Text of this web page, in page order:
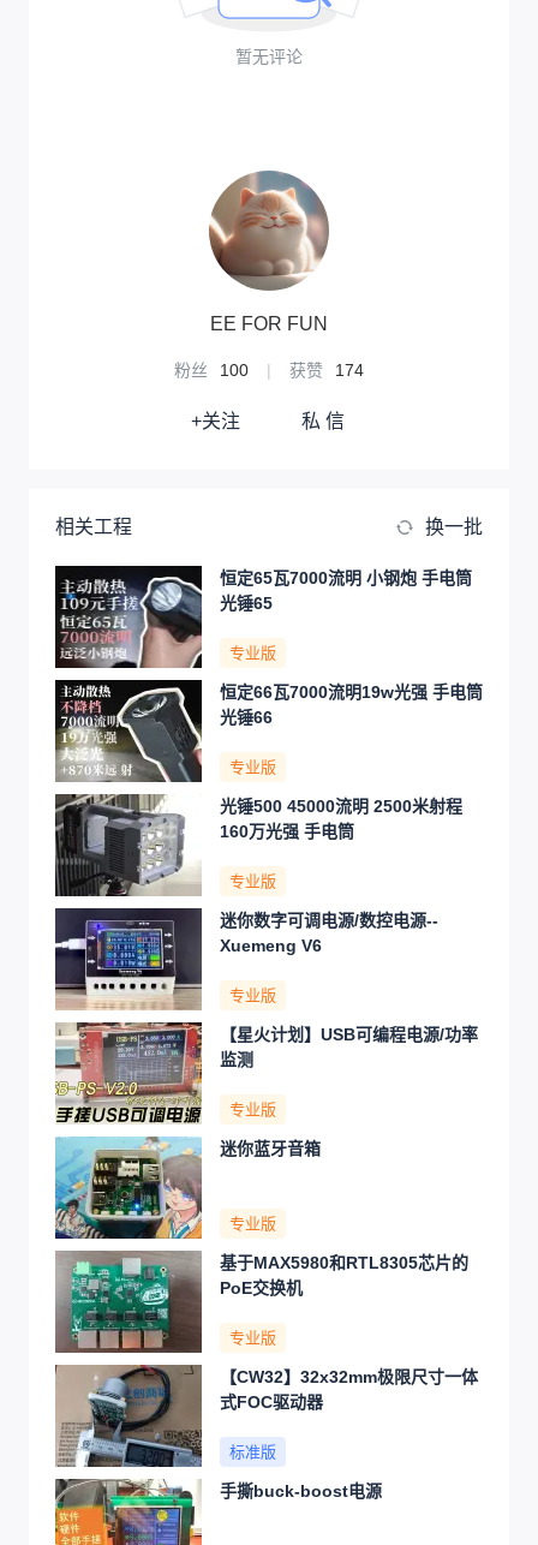
暂无评论
EE FOR FUN
粉丝 100 | 获赞 174
+关注 私 信
相关工程 换一批
恒定65瓦7000流明 小钢炮 手电筒
光锤65
专业版
恒定66瓦7000流明19w光强 手电筒
光锤66
专业版
光锤500 45000流明 2500米射程
160万光强 手电筒
专业版
迷你数字可调电源/数控电源--
Xuemeng V6
专业版
【星火计划】USB可编程电源/功率
监测
专业版
迷你蓝牙音箱
专业版
基于MAX5980和RTL8305芯片的
PoE交换机
专业版
【CW32】32x32mm极限尺寸一体
式FOC驱动器
标准版
手撕buck-boost电源